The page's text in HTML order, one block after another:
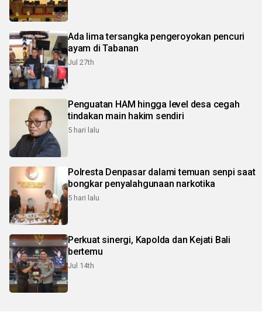
Ada lima tersangka pengeroyokan pencuri
ayam di Tabanan
Jul 27th
Penguatan HAM hingga level desa cegah
tindakan main hakim sendiri
5 hari lalu
Polresta Denpasar dalami temuan senpi saat
bongkar penyalahgunaan narkotika
5 hari lalu
Perkuat sinergi, Kapolda dan Kejati Bali
bertemu
Jul 14th